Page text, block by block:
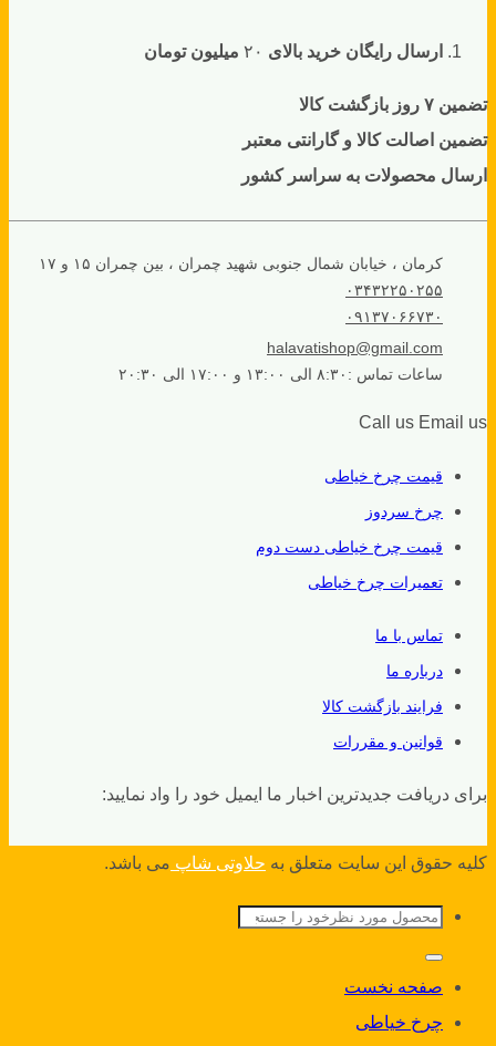
ارسال رایگان خرید بالای میلیون تومان
تضمین ۷ روز بازگشت کالا
تضمین اصالت کالا و گارانتی معتبر
ارسال محصولات به سراسر کشور
کرمان ، خیابان شمال جنوبی شهید چمران ، بین چمران ۱۵ و ۱۷
۰۳۴۳۲۲۵۰۲۵۵
۰۹۱۳۷۰۶۶۷۳۰
halavatishop@gmail.com
ساعات تماس :۸:۳۰ الی ۱۳:۰۰ و ۱۷:۰۰ الی ۲۰:۳۰
Call us Email us
قیمت چرخ خیاطی
چرخ سردوز
قیمت چرخ خیاطی دست دوم
تعمیرات چرخ خیاطی
تماس با ما
درباره ما
فرایند بازگشت کالا
قوانین و مقررات
برای دریافت جدیدترین اخبار ما ایمیل خود را واد نمایید:
کلیه حقوق این سایت متعلق به حلاوتی شاپ می باشد.
جستجو
برای:
صفحه نخست
چرخ خیاطی